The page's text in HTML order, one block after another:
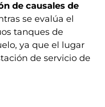
de causales de
se evalúa el
tanques de
ya que el lugar
de servicio de